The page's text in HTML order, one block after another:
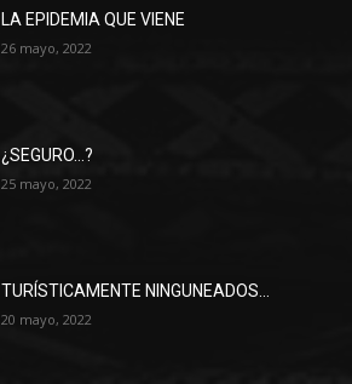
LA EPIDEMIA QUE VIENE
26 mayo, 2022
¿SEGURO…?
25 mayo, 2022
TURÍSTICAMENTE NINGUNEADOS…
20 mayo, 2022